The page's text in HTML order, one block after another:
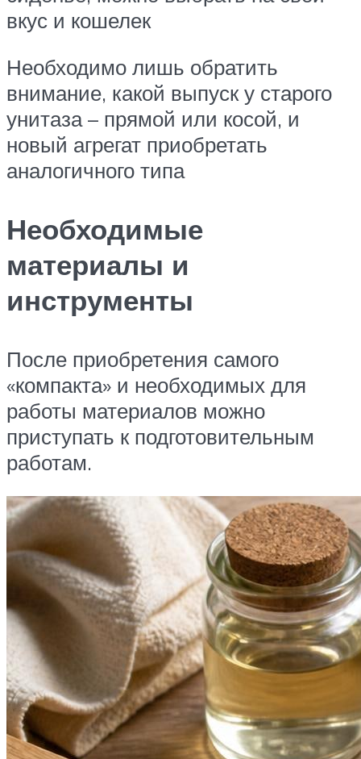
вкус и кошелек
Необходимо лишь обратить
внимание, какой выпуск у старого
унитаза – прямой или косой, и
новый агрегат приобретать
аналогичного типа
Необходимые
материалы и
инструменты
После приобретения самого
«компакта» и необходимых для
работы материалов можно
приступать к подготовительным
работам.